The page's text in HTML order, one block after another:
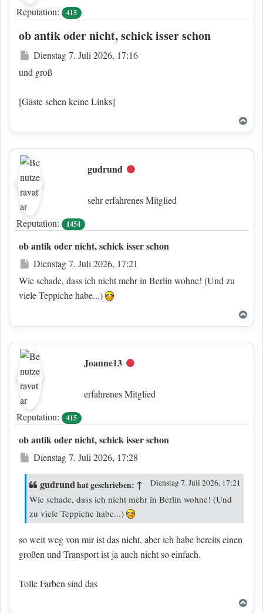
Reputation:
415
ob antik oder nicht, schick isser schon
Beitrag
Dienstag 7. Juli 2026, 17:16
und groß
[Gäste sehen keine Links]
gudrund Offline
sehr erfahrenes Mitglied
Reputation:
1454
ob antik oder nicht, schick isser schon
Beitrag
Dienstag 7. Juli 2026, 17:21
Wie schade, dass ich nicht mehr in Berlin wohne! (Und zu
viele Teppiche habe...)
Joanne13 Offline
erfahrenes Mitglied
Reputation:
415
ob antik oder nicht, schick isser schon
Beitrag
Dienstag 7. Juli 2026, 17:28
gudrundhat geschrieben: ↑ Dienstag 7. Juli 2026, 17:21
Wie schade, dass ich nicht mehr in Berlin wohne! (Und
zu viele Teppiche habe...)
so weit weg von mir ist das nicht, aber ich habe bereits einen
großen und Transport ist ja auch nicht so einfach.
Tolle Farben sind das